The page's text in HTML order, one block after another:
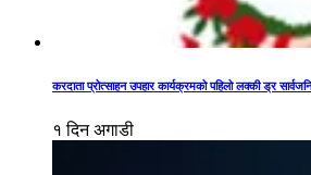
करदाता प्रोत्साहन उपहार कार्यक्रमको पहिलो लक्की ड्र
१ दिन अगाडी